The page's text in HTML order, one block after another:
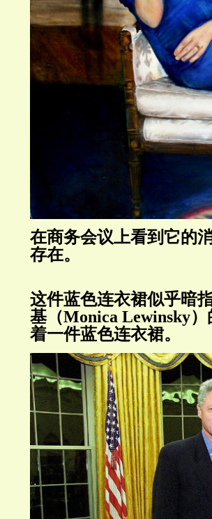
在商务会议上看到它的
存在。
这件蓝色连衣裙似乎暗
基（Monica Lewinsky
着一件蓝色连衣裙。